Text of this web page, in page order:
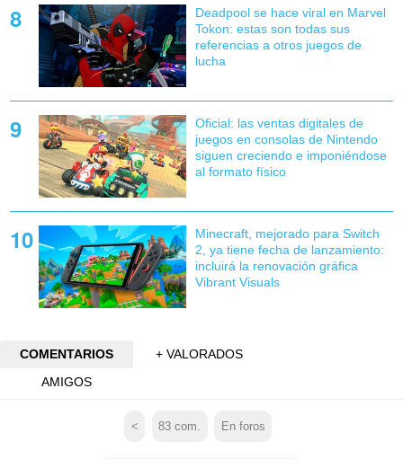
Deadpool se hace viral en Marvel
Tokon: estas son todas sus
referencias a otros juegos de
lucha
Oficial: las ventas digitales de
juegos en consolas de Nintendo
siguen creciendo e imponiéndose
al formato físico
Minecraft, mejorado para Switch
2, ya tiene fecha de lanzamiento:
incluirá la renovación gráfica
Vibrant Visuals
COMENTARIOS
+ VALORADOS
AMIGOS
< 83 com. En foros